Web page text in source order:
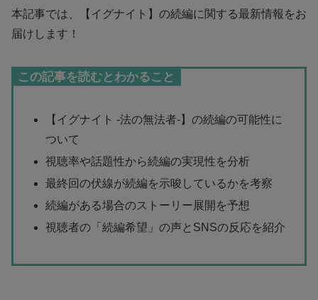
本記事では、【イグナイト】の続編に関する最新情報をお
届けします！
この記事を読むとわかること
【イグナイト -法の無法者-】の続編の可能性に
ついて
視聴率や話題性から続編の実現性を分析
最終回の伏線が続編を示唆しているかを考察
続編がある場合のストーリー展開を予想
視聴者の「続編希望」の声とSNSの反応を紹介